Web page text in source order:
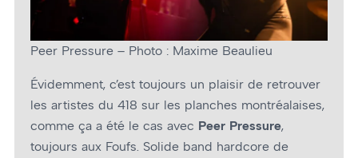
Peer Pressure – Photo : Maxime Beaulieu
Évidemment, c’est toujours un plaisir de retrouver
les artistes du 418 sur les planches montréalaises,
comme ça a été le cas avec Peer Pressure,
toujours aux Foufs. Solide band hardcore de